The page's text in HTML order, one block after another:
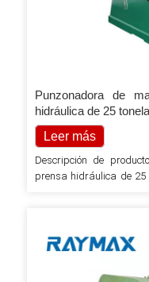
Punzonadora de
hidráulica de 25
Leer más
Descripción de
prensa hidráulica de 25
estampado completas.
calificación energética